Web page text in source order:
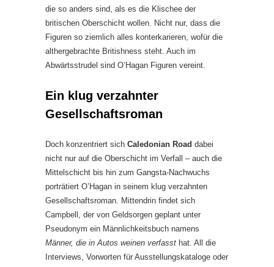
die so anders sind, als es die Klischee der
britischen Oberschicht wollen. Nicht nur, dass die
Figuren so ziemlich alles konterkarieren, wofür die
althergebrachte Britishness steht. Auch im
Abwärtsstrudel sind O’Hagan Figuren vereint.
Ein klug verzahnter
Gesellschaftsroman
Doch konzentriert sich Caledonian Road dabei
nicht nur auf die Oberschicht im Verfall – auch die
Mittelschicht bis hin zum Gangsta-Nachwuchs
porträtiert O’Hagan in seinem klug verzahnten
Gesellschaftsroman. Mittendrin findet sich
Campbell, der von Geldsorgen geplant unter
Pseudonym ein Männlichkeitsbuch namens
Männer, die in Autos weinen verfasst hat. All die
Interviews, Vorworten für Ausstellungskataloge oder